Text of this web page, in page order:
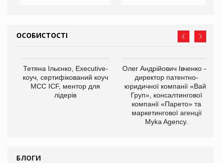
ОСОБИСТОСТІ
Тетяна Ільєнко, Executive-
коуч, сертифікований коуч
МСС ICF, ментор для
лідерів
Олег Андрійович Івченко —
директор патентно-
юридичної компанії «Вайз
Груп», консалтингової
компанії «Парето» та
маркетингової агенції
Myka Agency.
БЛОГИ